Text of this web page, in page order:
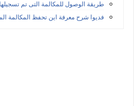
طريقة الوصول للمكالمة التى تم
فديوا شرح معرفة اين تحفظ المكالمة